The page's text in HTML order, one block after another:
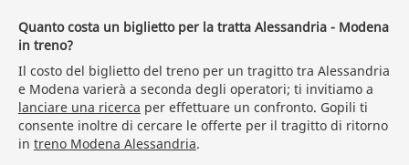
Quanto costa un biglietto per la tratta Alessandria - Modena
in treno?
Il costo del biglietto del treno per un tragitto tra Alessandria
e Modena varierà a seconda degli operatori; ti invitiamo a
lanciare una ricerca per effettuare un confronto. Gopili ti
consente inoltre di cercare le offerte per il tragitto di ritorno
in treno Modena Alessandria.